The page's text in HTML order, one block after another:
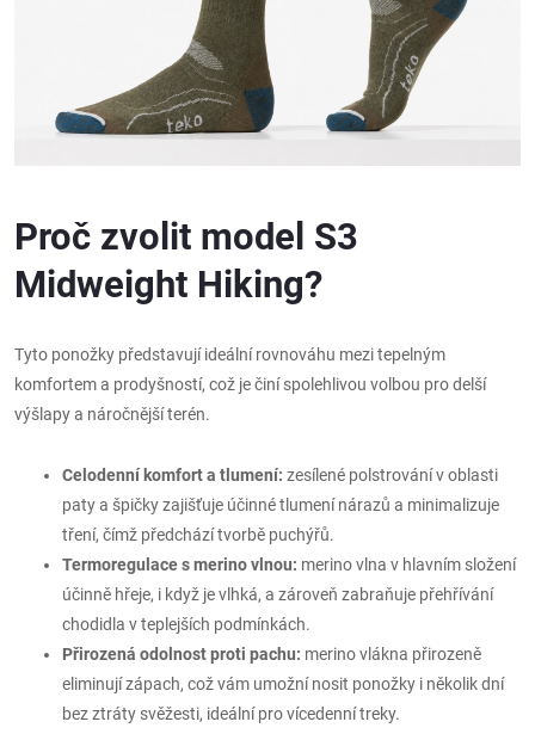
Proč zvolit model S3
Midweight Hiking?
Tyto ponožky představují ideální rovnováhu mezi tepelným
komfortem a prodyšností, což je činí spolehlivou volbou pro delší
výšlapy a náročnější terén.
Celodenní komfort a tlumení: zesílené polstrování v oblasti
paty a špičky zajišťuje účinné tlumení nárazů a minimalizuje
tření, čímž předchází tvorbě puchýřů.
Termoregulace s merino vlnou: merino vlna v hlavním složení
účinně hřeje, i když je vlhká, a zároveň zabraňuje přehřívání
chodidla v teplejších podmínkách.
Přirozená odolnost proti pachu: merino vlákna přirozeně
eliminují zápach, což vám umožní nosit ponožky i několik dní
bez ztráty svěžesti, ideální pro vícedenní treky.